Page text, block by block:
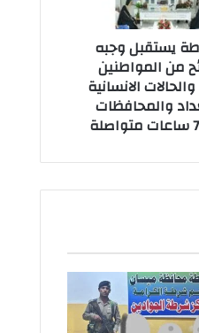
يستقبل وجبه
من المواطنين
الانسانية
والمحافظات